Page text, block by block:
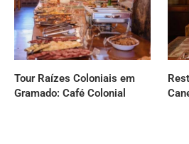
Tour Raízes Coloniais em
Gramado: Café Colonial